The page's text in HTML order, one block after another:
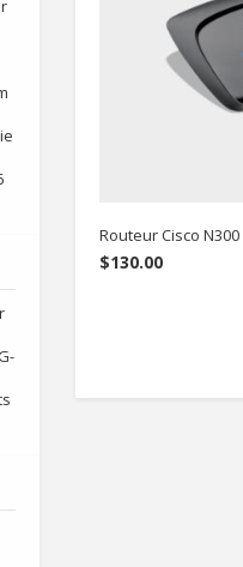
Routeur Cisco N300
$130.00